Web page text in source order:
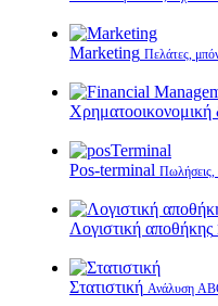
Marketing Πελάτες,
Χρηματοοικονομική
Pos-terminal Πωλήσεις,
Λογιστική αποθήκης
Στατιστική Ανάλυση